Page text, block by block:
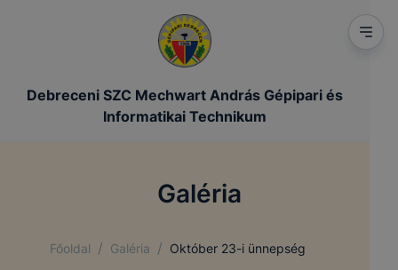
Debreceni SZC Mechwart András Gépipari és
Informatikai Technikum
Galéria
Főoldal / Galéria / Október 23-i ünnepség